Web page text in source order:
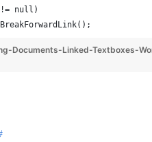
!= null)
Documents-Linked-Textboxes-